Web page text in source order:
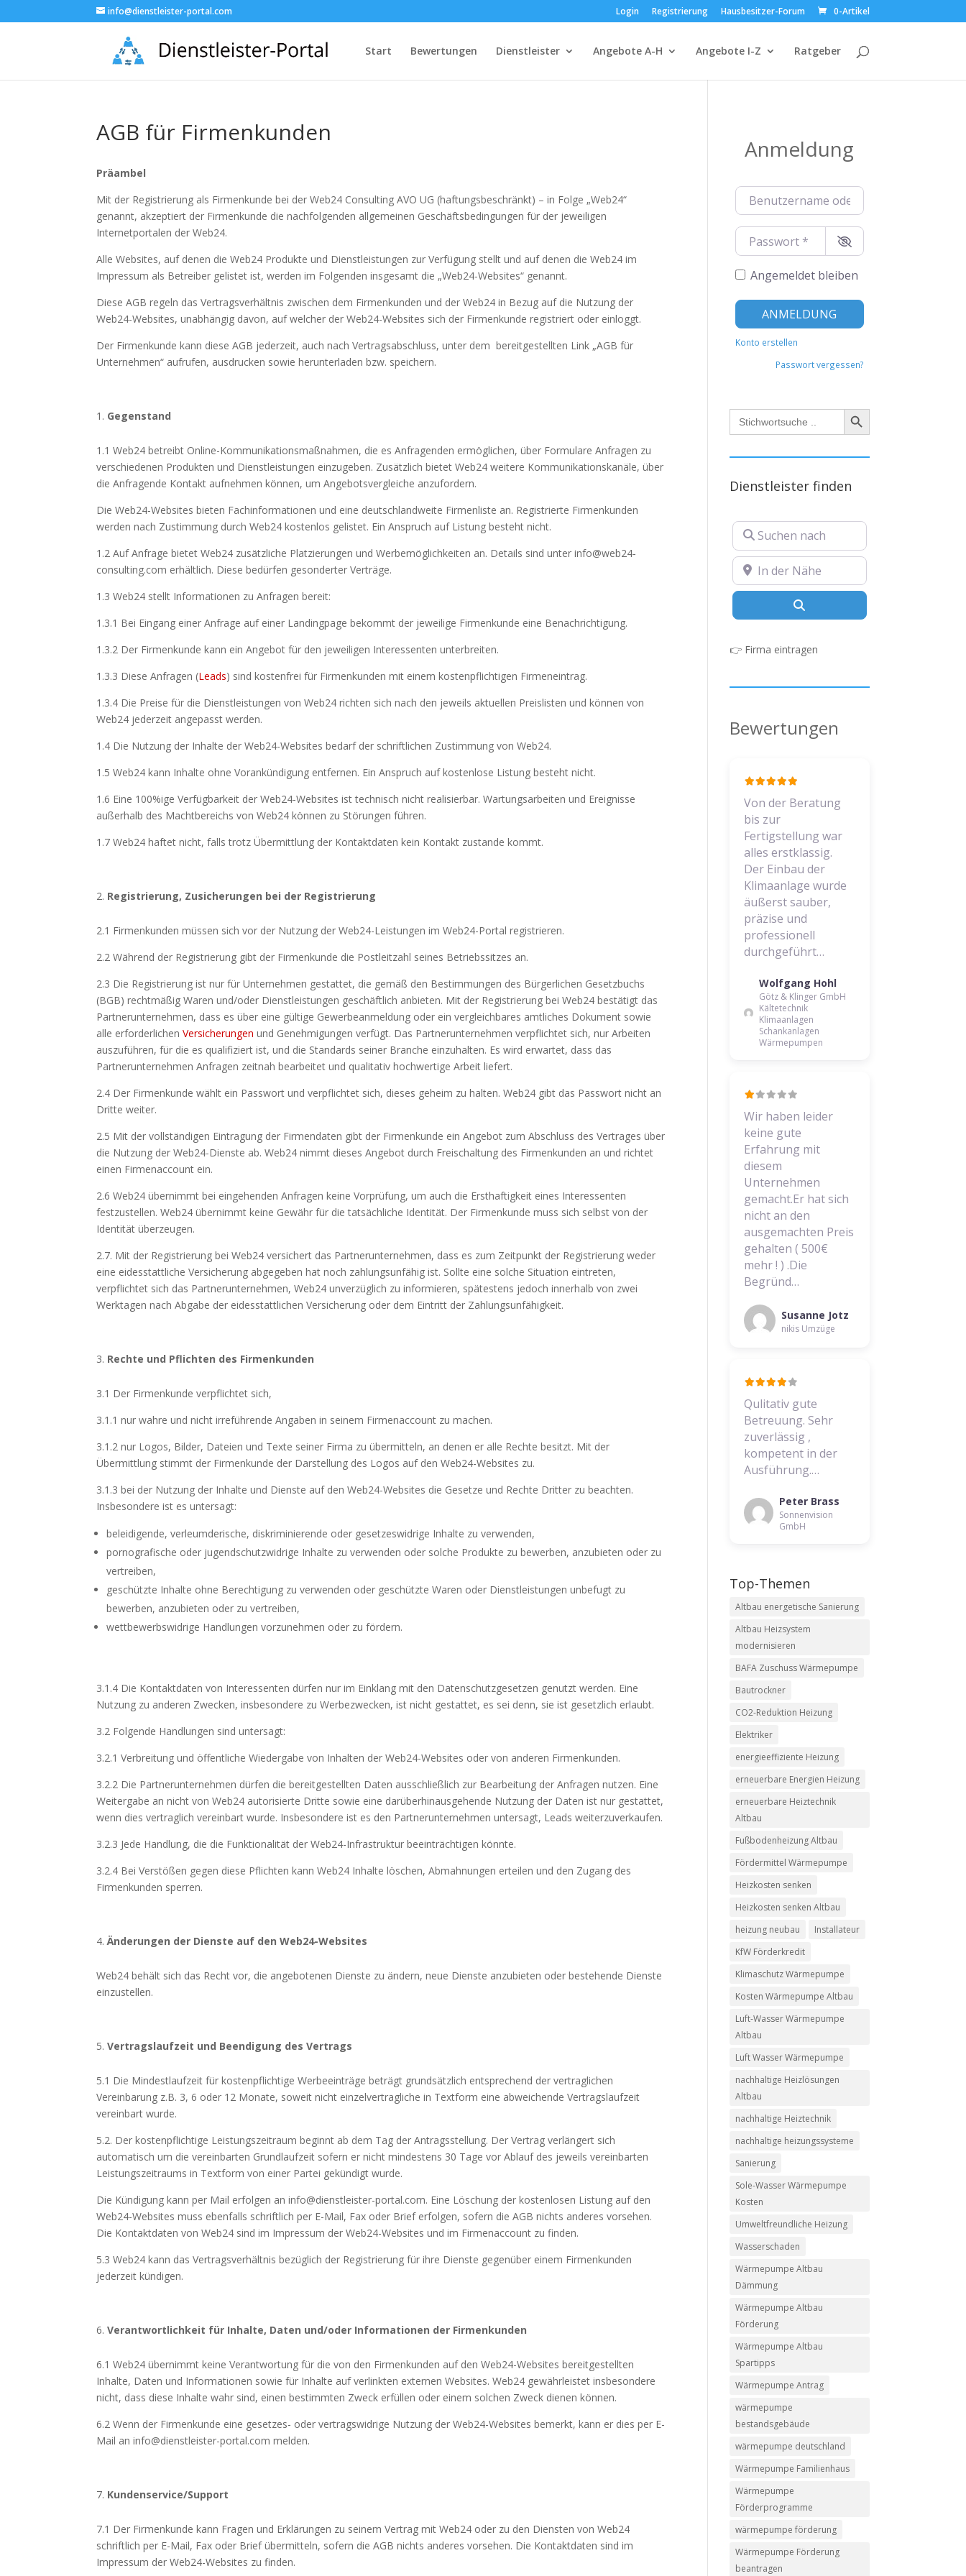
info@dienstleister-portal.com Login Registrierung Hausbesitzer-Forum 0-Artikel
Start Bewertungen Dienstleister Angebote A-H Angebote I-Z Ratgeber
AGB für Firmenkunden
Präambel
Mit der Registrierung als Firmenkunde bei der Web24 Consulting AVO UG (haftungsbeschränkt) – in Folge „Web24“
genannt, akzeptiert der Firmenkunde die nachfolgenden allgemeinen Geschäftsbedingungen für der jeweiligen
Internetportalen der Web24.
Alle Websites, auf denen die Web24 Produkte und Dienstleistungen zur Verfügung stellt und auf denen die Web24 im
Impressum als Betreiber gelistet ist, werden im Folgenden insgesamt die „Web24-Websites“ genannt.
Diese AGB regeln das Vertragsverhältnis zwischen dem Firmenkunden und der Web24 in Bezug auf die Nutzung der
Web24-Websites, unabhängig davon, auf welcher der Web24-Websites sich der Firmenkunde registriert oder einloggt.
Der Firmenkunde kann diese AGB jederzeit, auch nach Vertragsabschluss, unter dem bereitgestellten Link „AGB für
Unternehmen“ aufrufen, ausdrucken sowie herunterladen bzw. speichern.
Gegenstand
1.1 Web24 betreibt Online-Kommunikationsmaßnahmen, die es Anfragenden ermöglichen, über Formulare Anfragen zu
verschiedenen Produkten und Dienstleistungen einzugeben. Zusätzlich bietet Web24 weitere Kommunikationskanäle, über
die Anfragende Kontakt aufnehmen können, um Angebotsvergleiche anzufordern.
Die Web24-Websites bieten Fachinformationen und eine deutschlandweite Firmenliste an. Registrierte Firmenkunden
werden nach Zustimmung durch Web24 kostenlos gelistet. Ein Anspruch auf Listung besteht nicht.
1.2 Auf Anfrage bietet Web24 zusätzliche Platzierungen und Werbemöglichkeiten an. Details sind unter info@web24-
consulting.com erhältlich. Diese bedürfen gesonderter Verträge.
1.3 Web24 stellt Informationen zu Anfragen bereit:
1.3.1 Bei Eingang einer Anfrage auf einer Landingpage bekommt der jeweilige Firmenkunde eine Benachrichtigung.
1.3.2 Der Firmenkunde kann ein Angebot für den jeweiligen Interessenten unterbreiten.
1.3.3 Diese Anfragen (Leads) sind kostenfrei für Firmenkunden mit einem kostenpflichtigen Firmeneintrag.
1.3.4 Die Preise für die Dienstleistungen von Web24 richten sich nach den jeweils aktuellen Preislisten und können von
Web24 jederzeit angepasst werden.
1.4 Die Nutzung der Inhalte der Web24-Websites bedarf der schriftlichen Zustimmung von Web24.
1.5 Web24 kann Inhalte ohne Vorankündigung entfernen. Ein Anspruch auf kostenlose Listung besteht nicht.
1.6 Eine 100%ige Verfügbarkeit der Web24-Websites ist technisch nicht realisierbar. Wartungsarbeiten und Ereignisse
außerhalb des Machtbereichs von Web24 können zu Störungen führen.
1.7 Web24 haftet nicht, falls trotz Übermittlung der Kontaktdaten kein Kontakt zustande kommt.
Registrierung, Zusicherungen bei der Registrierung
2.1 Firmenkunden müssen sich vor der Nutzung der Web24-Leistungen im Web24-Portal registrieren.
2.2 Während der Registrierung gibt der Firmenkunde die Postleitzahl seines Betriebssitzes an.
2.3 Die Registrierung ist nur für Unternehmen gestattet, die gemäß den Bestimmungen des Bürgerlichen Gesetzbuchs
(BGB) rechtmäßig Waren und/oder Dienstleistungen geschäftlich anbieten. Mit der Registrierung bei Web24 bestätigt das
Partnerunternehmen, dass es über eine gültige Gewerbeanmeldung oder ein vergleichbares amtliches Dokument sowie
alle erforderlichenVersicherungen und Genehmigungen verfügt. Das Partnerunternehmen verpflichtet sich, nur Arbeiten
auszuführen, für die es qualifiziert ist, und die Standards seiner Branche einzuhalten. Es wird erwartet, dass das
Partnerunternehmen Anfragen zeitnah bearbeitet und qualitativ hochwertige Arbeit liefert.
2.4 Der Firmenkunde wählt ein Passwort und verpflichtet sich, dieses geheim zu halten. Web24 gibt das Passwort nicht an
Dritte weiter.
2.5 Mit der vollständigen Eintragung der Firmendaten gibt der Firmenkunde ein Angebot zum Abschluss des Vertrages über
die Nutzung der Web24-Dienste ab. Web24 nimmt dieses Angebot durch Freischaltung des Firmenkunden an und richtet
einen Firmenaccount ein.
2.6 Web24 übernimmt bei eingehenden Anfragen keine Vorprüfung, um auch die Ersthaftigkeit eines Interessenten
festzustellen. Web24 übernimmt keine Gewähr für die tatsächliche Identität. Der Firmenkunde muss sich selbst von der
Identität überzeugen.
2.7. Mit der Registrierung bei Web24 versichert das Partnerunternehmen, dass es zum Zeitpunkt der Registrierung weder
eine eidesstattliche Versicherung abgegeben hat noch zahlungsunfähig ist. Sollte eine solche Situation eintreten,
verpflichtet sich das Partnerunternehmen, Web24 unverzüglich zu informieren, spätestens jedoch innerhalb von zwei
Werktagen nach Abgabe der eidesstattlichen Versicherung oder dem Eintritt der Zahlungsunfähigkeit.
Rechte und Pflichten des Firmenkunden
3.1 Der Firmenkunde verpflichtet sich,
3.1.1 nur wahre und nicht irreführende Angaben in seinem Firmenaccount zu machen.
3.1.2 nur Logos, Bilder, Dateien und Texte seiner Firma zu übermitteln, an denen er alle Rechte besitzt. Mit der
Übermittlung stimmt der Firmenkunde der Darstellung des Logos auf den Web24-Websites zu.
3.1.3 bei der Nutzung der Inhalte und Dienste auf den Web24-Websites die Gesetze und Rechte Dritter zu beachten.
Insbesondere ist es untersagt:
beleidigende, verleumderische, diskriminierende oder gesetzeswidrige Inhalte zu verwenden,
pornografische oder jugendschutzwidrige Inhalte zu verwenden oder solche Produkte zu bewerben, anzubieten oder zu
vertreiben,
geschützte Inhalte ohne Berechtigung zu verwenden oder geschützte Waren oder Dienstleistungen unbefugt zu
bewerben, anzubieten oder zu vertreiben,
wettbewerbswidrige Handlungen vorzunehmen oder zu fördern.
3.1.4 Die Kontaktdaten von Interessenten dürfen nur im Einklang mit den Datenschutzgesetzen genutzt werden. Eine
Nutzung zu anderen Zwecken, insbesondere zu Werbezwecken, ist nicht gestattet, es sei denn, sie ist gesetzlich erlaubt.
3.2 Folgende Handlungen sind untersagt:
3.2.1 Verbreitung und öffentliche Wiedergabe von Inhalten der Web24-Websites oder von anderen Firmenkunden.
3.2.2 Die Partnerunternehmen dürfen die bereitgestellten Daten ausschließlich zur Bearbeitung der Anfragen nutzen. Eine
Weitergabe an nicht von Web24 autorisierte Dritte sowie eine darüberhinausgehende Nutzung der Daten ist nur gestattet,
wenn dies vertraglich vereinbart wurde. Insbesondere ist es den Partnerunternehmen untersagt, Leads weiterzuverkaufen.
3.2.3 Jede Handlung, die die Funktionalität der Web24-Infrastruktur beeinträchtigen könnte.
3.2.4 Bei Verstößen gegen diese Pflichten kann Web24 Inhalte löschen, Abmahnungen erteilen und den Zugang des
Firmenkunden sperren.
Änderungen der Dienste auf den Web24-Websites
Web24 behält sich das Recht vor, die angebotenen Dienste zu ändern, neue Dienste anzubieten oder bestehende Dienste
einzustellen.
Vertragslaufzeit und Beendigung des Vertrags
5.1 Die Mindestlaufzeit für kostenpflichtige Werbeeinträge beträgt grundsätzlich entsprechend der vertraglichen
Vereinbarung z.B. 3, 6 oder 12 Monate, soweit nicht einzelvertragliche in Textform eine abweichende Vertragslaufzeit
vereinbart wurde.
5.2. Der kostenpflichtige Leistungszeitraum beginnt ab dem Tag der Antragsstellung. Der Vertrag verlängert sich
automatisch um die vereinbarten Grundlaufzeit sofern er nicht mindestens 30 Tage vor Ablauf des jeweils vereinbarten
Leistungszeitraums in Textform von einer Partei gekündigt wurde.
Die Kündigung kann per Mail erfolgen an info@dienstleister-portal.com. Eine Löschung der kostenlosen Listung auf den
Web24-Websites muss ebenfalls schriftlich per E-Mail, Fax oder Brief erfolgen, sofern die AGB nichts anderes vorsehen.
Die Kontaktdaten von Web24 sind im Impressum der Web24-Websites und im Firmenaccount zu finden.
5.3 Web24 kann das Vertragsverhältnis bezüglich der Registrierung für ihre Dienste gegenüber einem Firmenkunden
jederzeit kündigen.
Verantwortlichkeit für Inhalte, Daten und/oder Informationen der Firmenkunden
6.1 Web24 übernimmt keine Verantwortung für die von den Firmenkunden auf den Web24-Websites bereitgestellten
Inhalte, Daten und Informationen sowie für Inhalte auf verlinkten externen Websites. Web24 gewährleistet insbesondere
nicht, dass diese Inhalte wahr sind, einen bestimmten Zweck erfüllen oder einem solchen Zweck dienen können.
6.2 Wenn der Firmenkunde eine gesetzes- oder vertragswidrige Nutzung der Web24-Websites bemerkt, kann er dies per E-
Mail an info@dienstleister-portal.com melden.
Kundenservice/Support
7.1 Der Firmenkunde kann Fragen und Erklärungen zu seinem Vertrag mit Web24 oder zu den Diensten von Web24
schriftlich per E-Mail, Fax oder Brief übermitteln, sofern die AGB nichts anderes vorsehen. Die Kontaktdaten sind im
Impressum der Web24-Websites zu finden.
Anmeldung
Benutzername oder E-Mail-Adresse
Passwort
Angemeldet bleiben
ANMELDUNG Alternative:
Konto erstellen
Passwort vergessen?
Search
for:
Search Button
Dienstleister finden
Suchen nach
In der Nähe
👉 Firma eintragen
Bewertungen
Von der Beratung
bis zur
Fertigstellung war
alles erstklassig.
Der Einbau der
Klimaanlage wurde
äußerst sauber,
präzise und
professionell
durchgeführt…
Wolfgang Hohl
Götz & Klinger GmbH
Kältetechnik
Klimaanlagen
Schankanlagen
Wärmepumpen
Wir haben leider
keine gute
Erfahrung mit
diesem
Unternehmen
gemacht.Er hat sich
nicht an den
ausgemachten Preis
gehalten ( 500€
mehr ! ) .Die
Begründ…
Susanne Jotz
nikis Umzüge
Qulitativ gute
Betreuung. Sehr
zuverlässig ,
kompetent in der
Ausführung.…
Peter Brass
Sonnenvision
GmbH
Top-Themen
Altbau energetische Sanierung
Altbau Heizsystem
modernisieren
BAFA Zuschuss Wärmepumpe
Bautrockner
CO2-Reduktion Heizung
Elektriker
energieeffiziente Heizung
erneuerbare Energien Heizung
erneuerbare Heiztechnik
Altbau
Fußbodenheizung Altbau
Fördermittel Wärmepumpe
Heizkosten senken
Heizkosten senken Altbau
heizung neubau
Installateur
KfW Förderkredit
Klimaschutz Wärmepumpe
Kosten Wärmepumpe Altbau
Luft-Wasser Wärmepumpe
Altbau
Luft Wasser Wärmepumpe
nachhaltige Heizlösungen
Altbau
nachhaltige Heiztechnik
nachhaltige heizungssysteme
Sanierung
Sole-Wasser Wärmepumpe
Kosten
Umweltfreundliche Heizung
Wasserschaden
Wärmepumpe Altbau
Dämmung
Wärmepumpe Altbau
Förderung
Wärmepumpe Altbau
Spartipps
Wärmepumpe Antrag
wärmepumpe
bestandsgebäude
wärmepumpe deutschland
Wärmepumpe Familienhaus
Wärmepumpe
Förderprogramme
wärmepumpe förderung
Wärmepumpe Förderung
beantragen